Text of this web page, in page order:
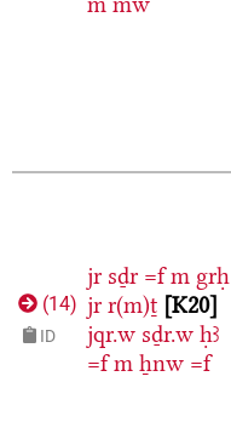
(14)
ID
jr sḏr =f m grḥ
jr r(m)ṯ K20
jqr.w sḏr.w ḥꜣ
=f m ẖnw =f